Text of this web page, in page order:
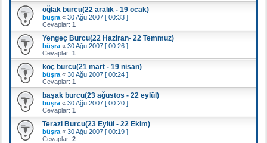
oğlak burcu(22 aralık - 19 ocak)
büşra « 30 Ağu 2007 [ 00:33 ]
Cevaplar: 1
Yengeç Burcu(22 Haziran- 22 Temmuz)
büşra « 30 Ağu 2007 [ 00:26 ]
Cevaplar: 1
koç burcu(21 mart - 19 nisan)
büşra « 30 Ağu 2007 [ 00:24 ]
Cevaplar: 1
başak burcu(23 ağustos - 22 eylül)
büşra « 30 Ağu 2007 [ 00:20 ]
Cevaplar: 1
Terazi Burcu(23 Eylül - 22 Ekim)
büşra « 30 Ağu 2007 [ 00:19 ]
Cevaplar: 2